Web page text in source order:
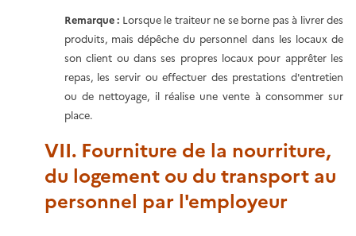
Remarque : Lorsque le traiteur ne se borne pas à livrer des
produits, mais dépêche du personnel dans les locaux de
son client ou dans ses propres locaux pour apprêter les
repas, les servir ou effectuer des prestations d'entretien
ou de nettoyage, il réalise une vente à consommer sur
place.
VII. Fourniture de la nourriture,
du logement ou du transport au
personnel par l'employeur